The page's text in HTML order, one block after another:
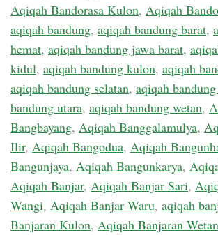
Aqiqah Bandorasa Kulon, Aqiqah
aqiqah bandung, aqiqah bandung barat,
hemat, aqiqah bandung jawa barat,
kidul, aqiqah bandung kulon, aqiqah
aqiqah bandung selatan, aqiqah
bandung utara, aqiqah bandung wetan,
Bangbayang, Aqiqah Banggalamulya,
Ilir, Aqiqah Bangodua, Aqiqah
Bangunjaya, Aqiqah Bangunkarya,
Aqiqah Banjar, Aqiqah Banjar Sari,
Wangi, Aqiqah Banjar Waru, aqiqah
Banjaran Kulon, Aqiqah Banjaran Wetan